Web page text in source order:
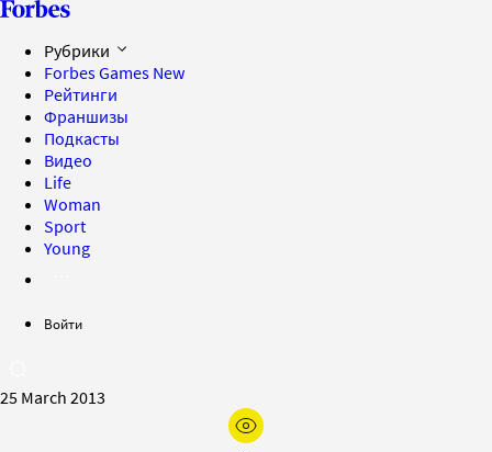
Рубрики
Forbes Games New
Рейтинги
Франшизы
Подкасты
Видео
Life
Woman
Sport
Young
Войти
25 March 2013